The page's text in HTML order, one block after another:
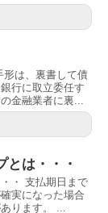
形は、裏書して債
行に取立委任す
金融業者に裏...
とは・・・
・ 支払期日まで
実になった場合
ります。 ...